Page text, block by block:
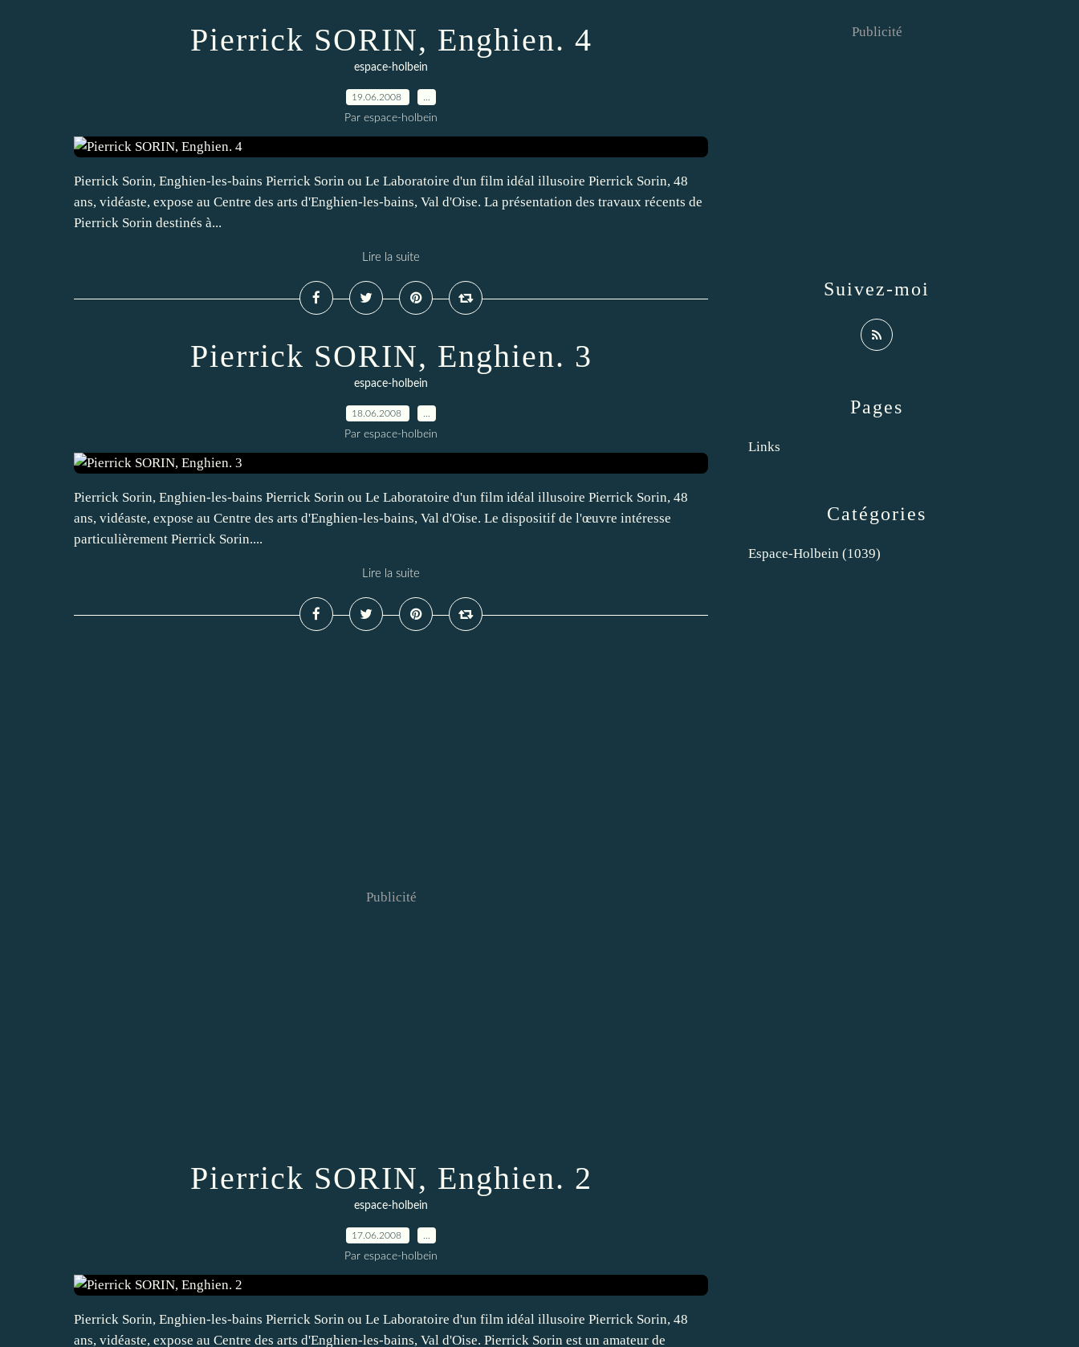
Pierrick SORIN, Enghien. 4
espace-holbein
19.06.2008
Par espace-holbein
Pierrick Sorin, Enghien-les-bains Pierrick Sorin ou Le Laboratoire d'un film idéal illusoire Pierrick Sorin, 48
ans, vidéaste, expose au Centre des arts d'Enghien-les-bains, Val d'Oise. La présentation des travaux récents de
Pierrick Sorin destinés à...
Lire la suite
Pierrick SORIN, Enghien. 3
espace-holbein
18.06.2008
Par espace-holbein
Pierrick Sorin, Enghien-les-bains Pierrick Sorin ou Le Laboratoire d'un film idéal illusoire Pierrick Sorin, 48
ans, vidéaste, expose au Centre des arts d'Enghien-les-bains, Val d'Oise. Le dispositif de l'œuvre intéresse
particulièrement Pierrick Sorin....
Lire la suite
Publicité
Pierrick SORIN, Enghien. 2
espace-holbein
17.06.2008
Par espace-holbein
Pierrick Sorin, Enghien-les-bains Pierrick Sorin ou Le Laboratoire d'un film idéal illusoire Pierrick Sorin, 48
ans, vidéaste, expose au Centre des arts d'Enghien-les-bains, Val d'Oise. Pierrick Sorin est un amateur de
Catégories
Espace-Holbein (1039)
Pages
Links
Suivez-moi
Publicité